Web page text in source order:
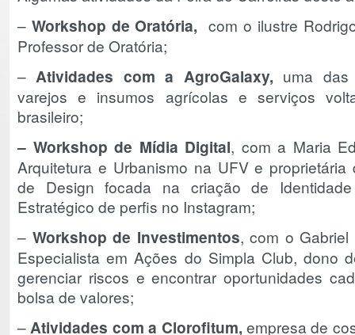
– Workshop de Oratória, com o ilustre
Professor de Oratória;
– Atividades com a AgroGalaxy, uma das
varejos e insumos agrícolas e serviços
brasileiro;
– Workshop de Mídia Digital, com a Maria
Arquitetura e Urbanismo na UFV e proprietária
de Design focada na criação de
Estratégico de perfis no Instagram;
– Workshop de Investimentos, com o Gabriel
Especialista em Ações do Simpla Club, dono
gerenciar riscos e encontrar oportunidades
bolsa de valores;
– Atividades com a Clorofitum,empresa de